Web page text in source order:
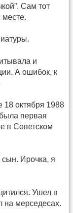
Сам тот
месте.
и
А ошибок, к
18 октября 1988
первая
в Советском
сын. Ирочка, я
Ушел в
на мерседесах.